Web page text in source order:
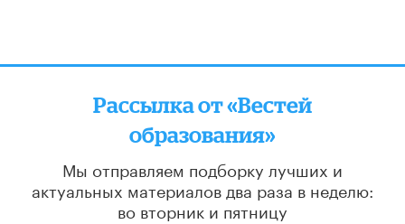
Рассылка от «Вестей
образования»
Мы отправляем подборку лучших и
актуальных материалов два раза в неделю:
во вторник и пятницу